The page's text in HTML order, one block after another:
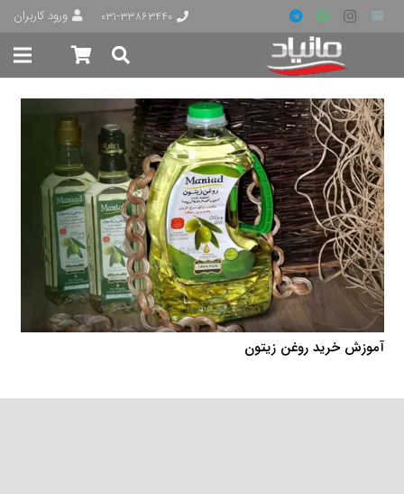
۰۳۱-۳۳۸۶۳۴۴۰ ورود کاربران
آموزش خرید روغن زیتون